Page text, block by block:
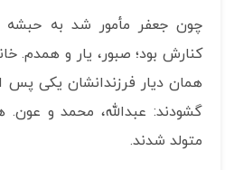
چون جعفر مأمور شد به حبشه
کنارش بود؛ صبور، یار و همدم.
همان دیار فرزندانشان یکی پس
گشودند: عبدالله، محمد و
متولد شدند.